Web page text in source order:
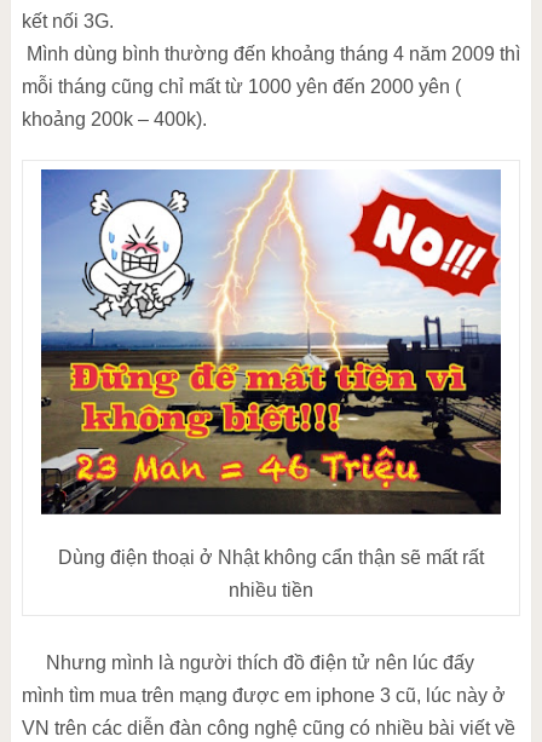
kết nối 3G.
Mình dùng bình thường đến khoảng tháng 4 năm 2009 thì
mỗi tháng cũng chỉ mất từ 1000 yên đến 2000 yên (
khoảng 200k – 400k).
Dùng điện thoại ở Nhật không cẩn thận sẽ mất rất
nhiều tiền
Nhưng mình là người thích đồ điện tử nên lúc đấy
mình tìm mua trên mạng được em iphone 3 cũ, lúc này ở
VN trên các diễn đàn công nghệ cũng có nhiều bài viết về